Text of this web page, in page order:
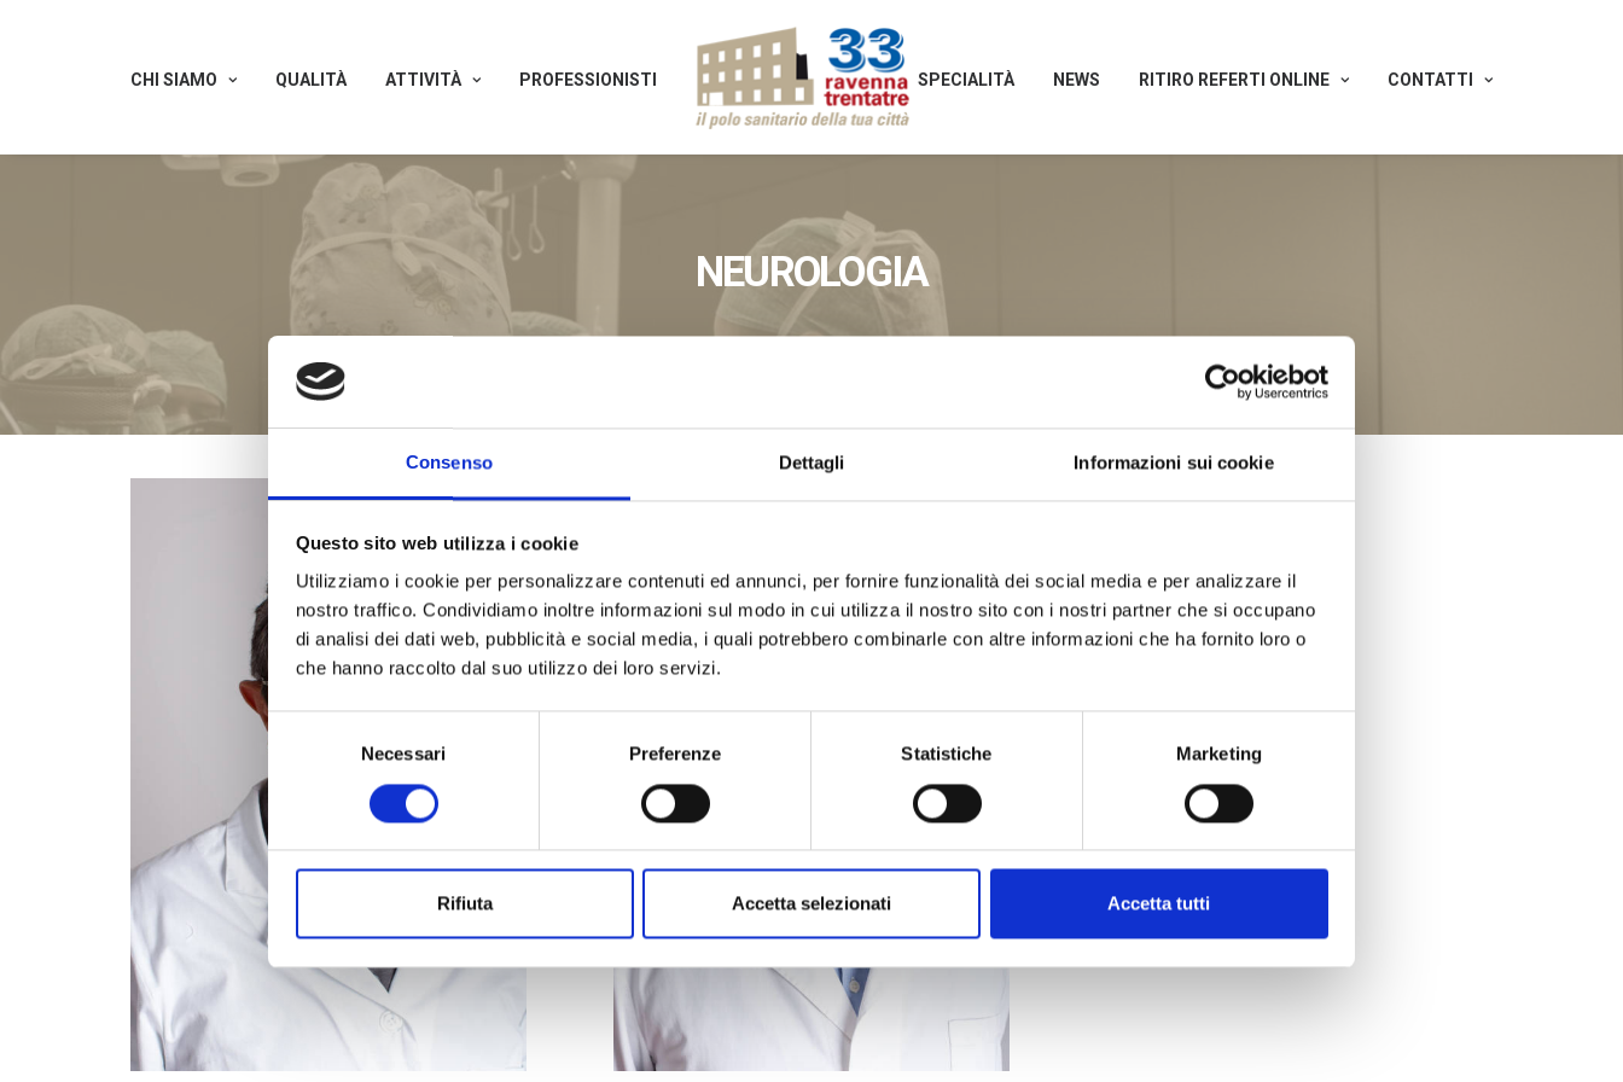
Consenso Dettagli Informazioni sui cookie
Questo sito web utilizza i cookie
Utilizziamo i cookie per personalizzare contenuti ed annunci, per fornire funzionalità dei social media e per analizzare il
nostro traffico. Condividiamo inoltre informazioni sul modo in cui utilizza il nostro sito con i nostri partner che si occupano
di analisi dei dati web, pubblicità e social media, i quali potrebbero combinarle con altre informazioni che ha fornito loro o
che hanno raccolto dal suo utilizzo dei loro servizi.
Selezione
consenso
Necessari Preferenze Statistiche Marketing
Rifiuta Accetta selezionati Accetta tutti
CHI SIAMO QUALITÀ ATTIVITÀ PROFESSIONISTI SPECIALITÀ NEWS RITIRO REFERTI ONLINE CONTATTI
NEUROLOGIA